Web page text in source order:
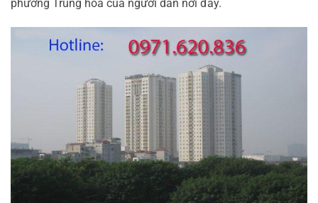
phường Trung hòa của người dân nơi đây.